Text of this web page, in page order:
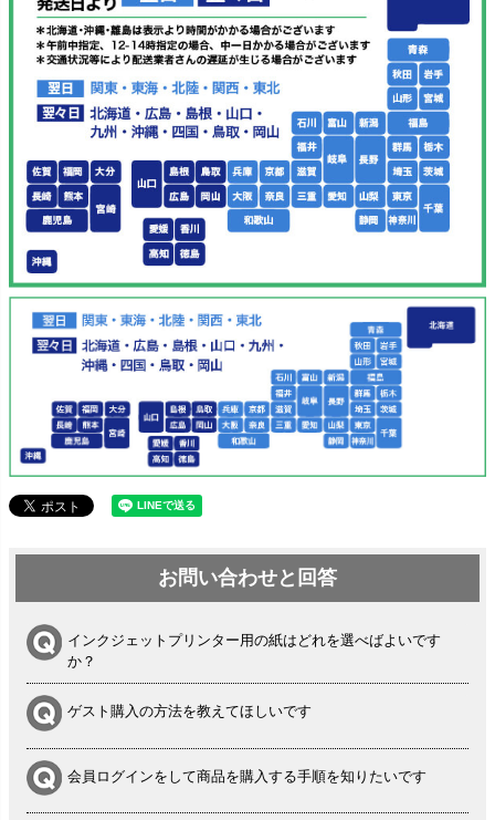
お問い合わせと回答
インクジェットプリンター用の紙はどれを選べばよいです
か？
ゲスト購入の方法を教えてほしいです
会員ログインをして商品を購入する手順を知りたいです